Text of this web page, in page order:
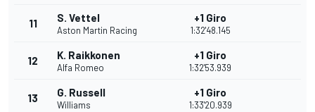
11 S. Vettel
Aston Martin Racing
+1 Giro
1:32'48.145
12 K. Raikkonen
Alfa Romeo
+1 Giro
1:32'53.939
13 G. Russell
Williams
+1 Giro
1:33'20.939